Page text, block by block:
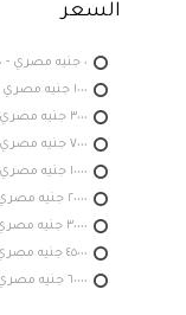
السعر
٠ جنيه مصري - ١٠٠ جنيه مصري
١٠٠٠ جنيه مصري - ٣٠٠٠ جنيه مصري
٣٠٠٠ جنيه مصري - ٥٠٠٠ جنيه مصري
٧٠٠٠ جنيه مصري - ١٠٠٠٠ جنيه مصري
١٠٠٠٠ جنيه مصري - ٢٠٠٠٠ جنيه مصري
٢٠٠٠٠ جنيه مصري - ٣٠٠٠٠ جنيه مصري
٣٠٠٠٠ جنيه مصري - ٤٥٠٠٠ جنيه مصري
٤٥٠٠٠ جنيه مصري - ٦٠٠٠٠ جنيه مصري
٦٠٠٠٠ جنيه مصري - ٨٠٠٠٠ جنيه مصري